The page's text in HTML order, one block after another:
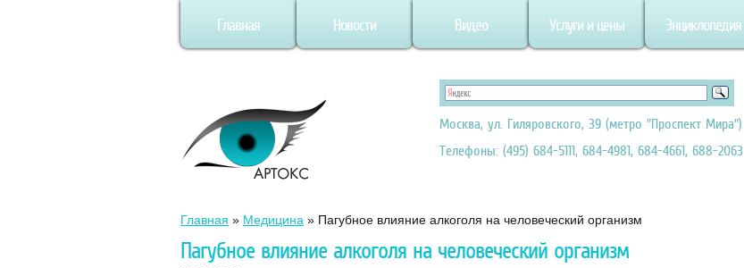
Главная Новости Видео Услуги и цены Энциклопедия
Москва, ул. Гиляровского, 39 (метро "Проспект Мира")
Телефоны: (495) 684-5111, 684-4981, 684-4661, 688-2063
Главная » Медицина » Пагубное влияние алкоголя на человеческий организм
Пагубное влияние алкоголя на человеческий организм